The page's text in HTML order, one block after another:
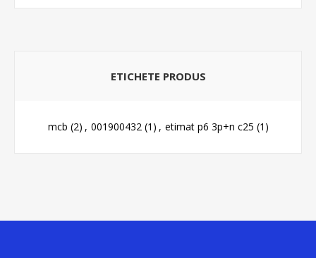
ETICHETE PRODUS
mcb (2) , 001900432 (1) , etimat p6 3p+n c25 (1)